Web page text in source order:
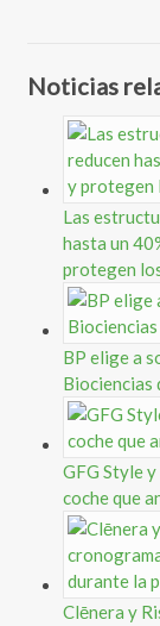
Noticias
Las
hasta un
protegen
BP elige a
Biociencias
GFG Style
coche que
Clēnera y